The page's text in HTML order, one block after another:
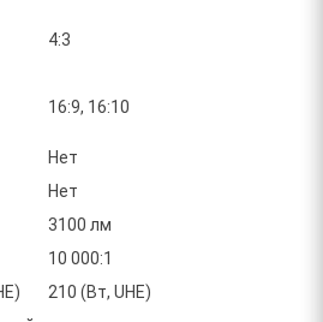
4:3
16:9, 16:10
Нет
Нет
3100 лм
10 000:1
210 (Вт, UHE)